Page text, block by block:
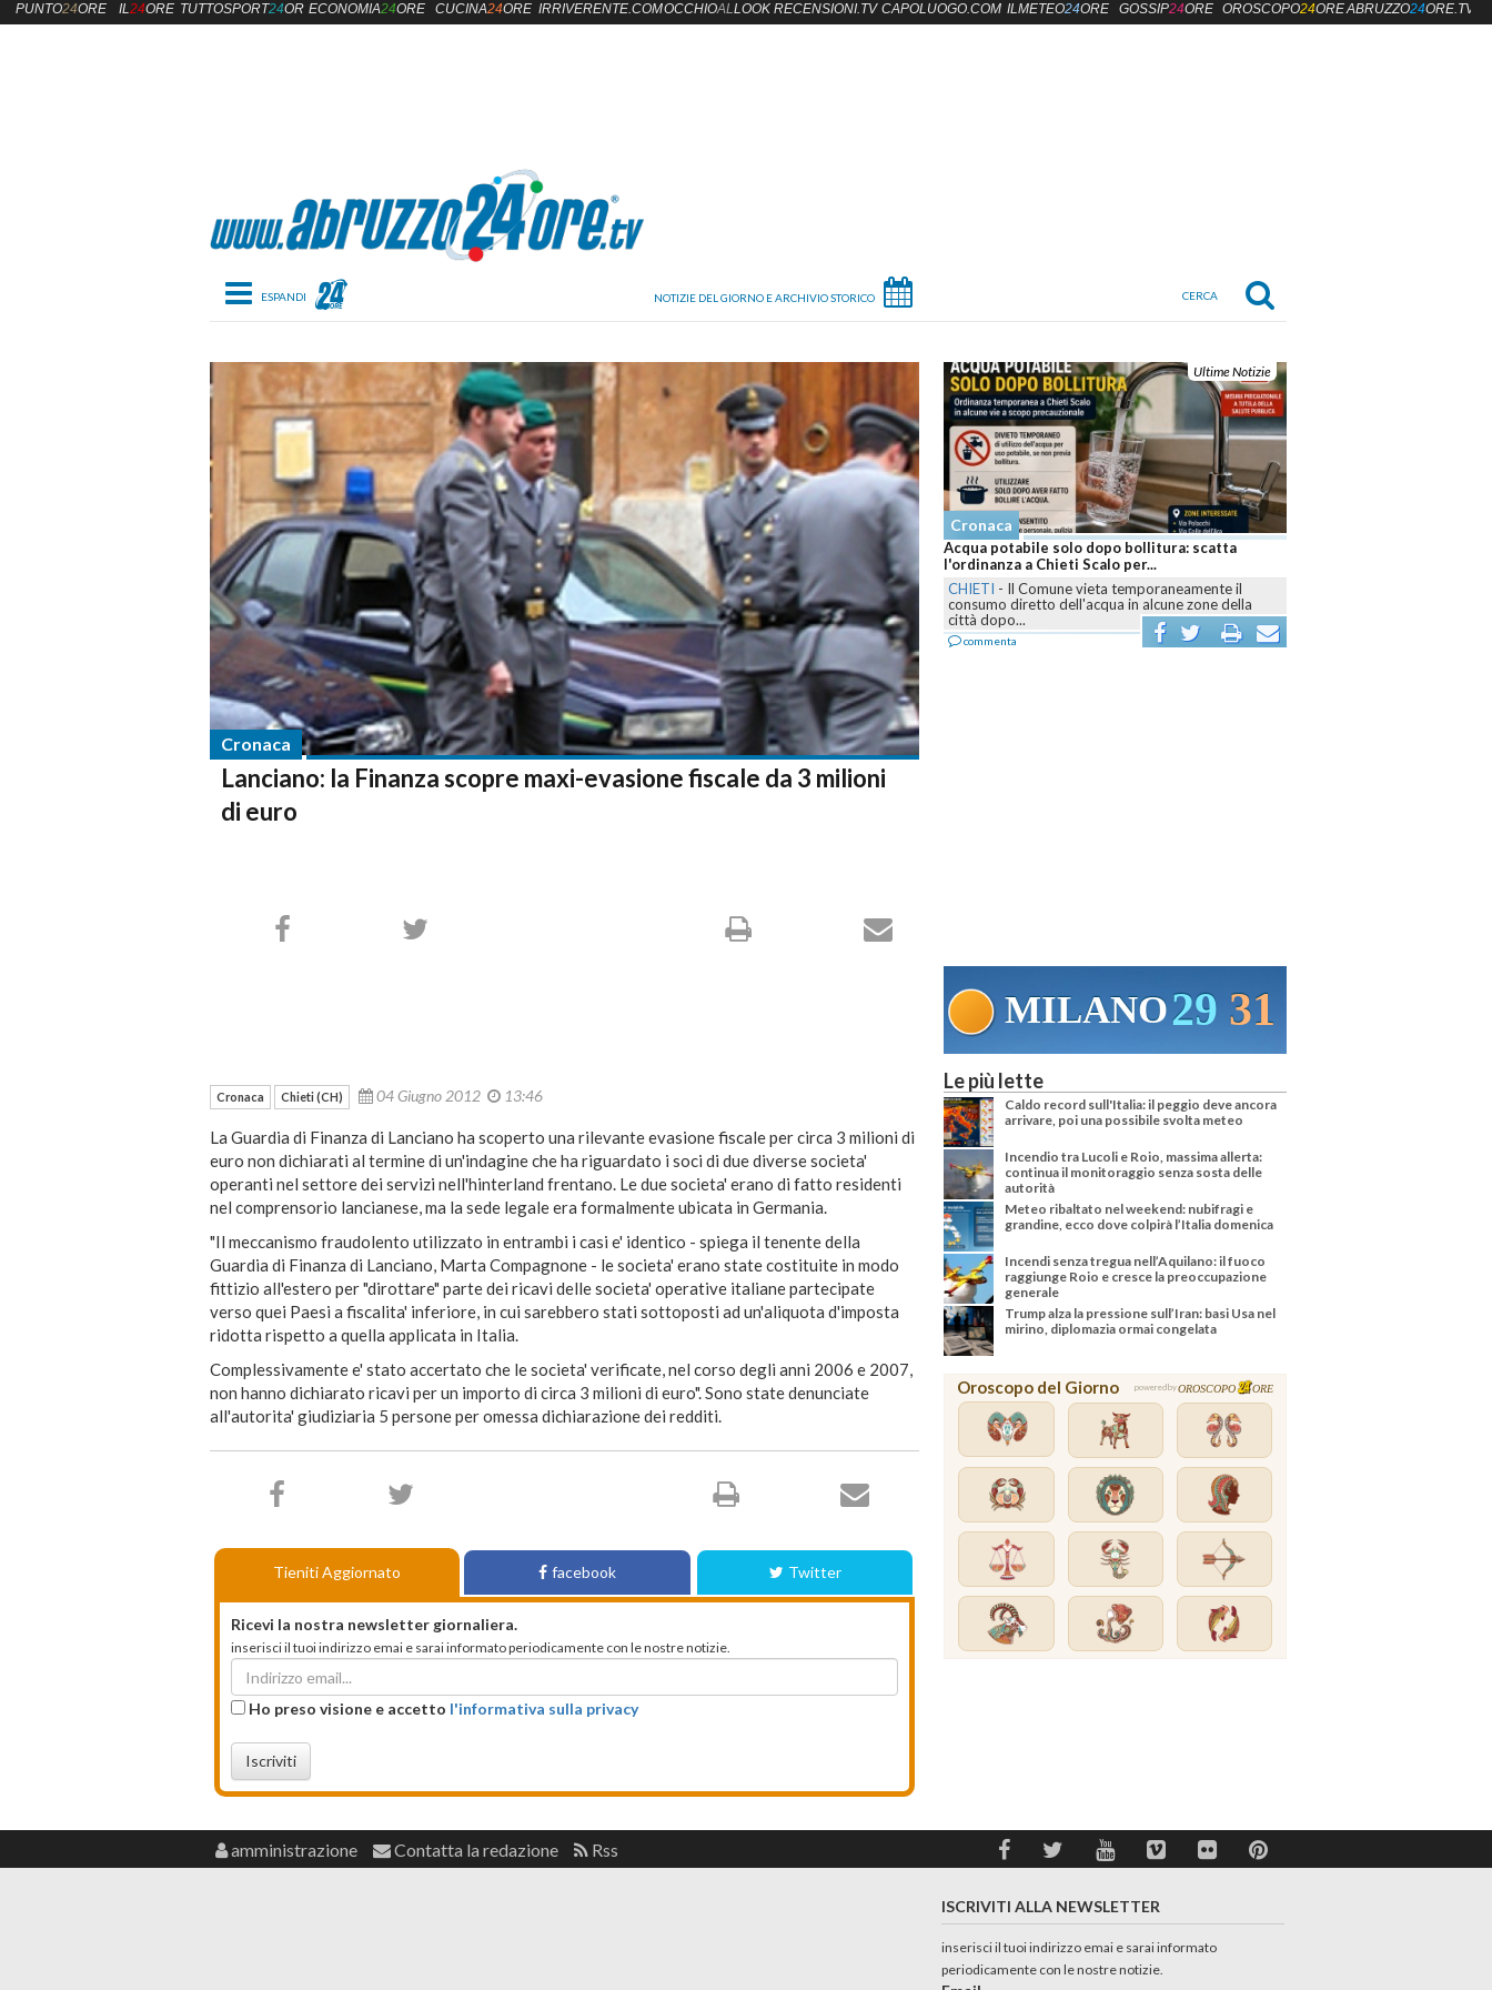
Toggle navigation
Cronaca
Lanciano: la Finanza scopre maxi-evasione fiscale da 3 milioni
di euro
Ultime Notizie
Cronaca
Acqua potabile solo dopo bollitura: scatta
l'ordinanza a Chieti Scalo per...
CHIETI - Il Comune vieta temporaneamente il
consumo diretto dell'acqua in alcune zone della
città dopo...
commenta
MILANO29 31
Cronaca Chieti (CH) 04 Giugno 2012 13:46
La Guardia di Finanza di Lanciano ha scoperto una rilevante evasione fiscale per circa 3 milioni di
euro non dichiarati al termine di un'indagine che ha riguardato i soci di due diverse societa'
operanti nel settore dei servizi nell'hinterland frentano. Le due societa' erano di fatto residenti
nel comprensorio lancianese, ma la sede legale era formalmente ubicata in Germania.
"Il meccanismo fraudolento utilizzato in entrambi i casi e' identico - spiega il tenente della
Guardia di Finanza di Lanciano, Marta Compagnone - le societa' erano state costituite in modo
fittizio all'estero per "dirottare" parte dei ricavi delle societa' operative italiane partecipate
verso quei Paesi a fiscalita' inferiore, in cui sarebbero stati sottoposti ad un'aliquota d'imposta
ridotta rispetto a quella applicata in Italia.
Complessivamente e' stato accertato che le societa' verificate, nel corso degli anni 2006 e 2007,
non hanno dichiarato ricavi per un importo di circa 3 milioni di euro". Sono state denunciate
all'autorita' giudiziaria 5 persone per omessa dichiarazione dei redditi.
Tieniti Aggiornato facebook Twitter
Ricevi la nostra newsletter giornaliera.
inserisci il tuoi indirizzo emai e sarai informato periodicamente con le nostre notizie.
Ho preso visione e accetto l'informativa sulla privacy
Iscriviti
Le più lette
Caldo record sull'Italia: il peggio deve ancora
arrivare, poi una possibile svolta meteo
Incendio tra Lucoli e Roio, massima allerta:
continua il monitoraggio senza sosta delle
autorità
Meteo ribaltato nel weekend: nubifragi e
grandine, ecco dove colpirà l’Italia domenica
Incendi senza tregua nell’Aquilano: il fuoco
raggiunge Roio e cresce la preoccupazione
generale
Trump alza la pressione sull’Iran: basi Usa nel
mirino, diplomazia ormai congelata
Oroscopo del Giorno powered byOROSCOPO ORE
PUNTO24ORE IL24ORE TUTTOSPORT24OREECONOMIA24ORE CUCINA24ORE IRRIVERENTE.COMOCCHIOALLOOK RECENSIONI.TV CAPOLUOGO.COM ILMETEO24ORE GOSSIP24ORE OROSCOPO24OREABRUZZO24ORE.TV
amministrazione Contatta la redazione Rss
ISCRIVITI ALLA NEWSLETTER
inserisci il tuoi indirizzo emai e sarai informato
periodicamente con le nostre notizie.